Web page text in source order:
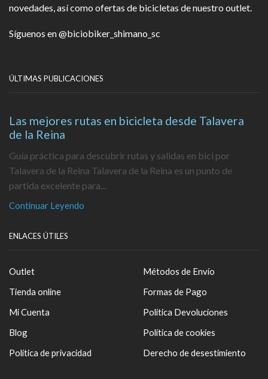
novedades, así como ofertas de bicicletas de nuestro outlet.
Síguenos en@biciobiker_shimano_sc
ÚLTIMAS PUBLICACIONES
Las mejores rutas en bicicleta desde Talavera
de la Reina
Guía práctica para descubrir rutas y salidas en bici por
Talavera de la Reina Talavera de la Reina es un punto de
partida excelente para...
Continuar Leyendo
ENLACES ÚTILES
Outlet
Tienda online
Mi Cuenta
Blog
Política de privacidad
Métodos de Envío
Formas de Pago
Política Devoluciones
Política de cookies
Derecho de desestimiento